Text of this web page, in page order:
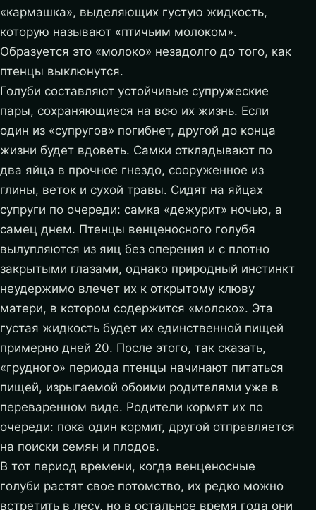
«кармашка», выделяющих густую жидкость,
которую называют «птичьим молоком».
Образуется это «молоко» незадолго до того, как
птенцы выклюнутся.
Голуби составляют устойчивые супружеские
пары, сохраняющиеся на всю их жизнь. Если
один из «супругов» погибнет, другой до конца
жизни будет вдоветь. Самки откладывают по
два яйца в прочное гнездо, сооруженное из
глины, веток и сухой травы. Сидят на яйцах
супруги по очереди: самка «дежурит» ночью, а
самец днем. Птенцы венценосного голубя
вылупляются из яиц без оперения и с плотно
закрытыми глазами, однако природный инстинкт
неудержимо влечет их к открытому клюву
матери, в котором содержится «молоко». Эта
густая жидкость будет их единственной пищей
примерно дней 20. После этого, так сказать,
«грудного» периода птенцы начинают питаться
пищей, изрыгаемой обоими родителями уже в
переваренном виде. Родители кормят их по
очереди: пока один кормит, другой отправляется
на поиски семян и плодов.
В тот период времени, когда венценосные
голуби растят свое потомство, их редко можно
встретить в лесу, но в остальное время года они